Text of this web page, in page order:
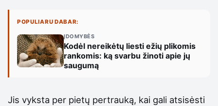
POPULIARU DABAR:
ĮDOMYBĖS
Kodėl nereikėtų liesti ežių plikomis
rankomis: ką svarbu žinoti apie jų
saugumą
Jis vyksta per pietų pertrauką, kai gali atsisėsti